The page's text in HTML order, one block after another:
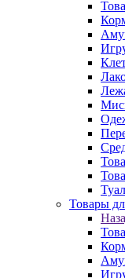
Товары